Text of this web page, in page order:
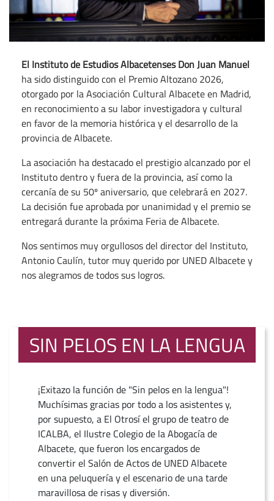
El Instituto de Estudios Albacetenses Don Juan Manuel
ha sido distinguido con el Premio Altozano 2026,
otorgado por la Asociación Cultural Albacete en Madrid,
en reconocimiento a su labor investigadora y cultural
en favor de la memoria histórica y el desarrollo de la
provincia de Albacete.
La asociación ha destacado el prestigio alcanzado por el
Instituto dentro y fuera de la provincia, así como la
cercanía de su 50º aniversario, que celebrará en 2027.
La decisión fue aprobada por unanimidad y el premio se
entregará durante la próxima Feria de Albacete.
Nos sentimos muy orgullosos del director del Instituto,
Antonio Caulín, tutor muy querido por UNED Albacete y
nos alegramos de todos sus logros.
SIN PELOS EN LA LENGUA
¡Exitazo la función de "Sin pelos en la lengua"!
Muchísimas gracias por todo a los asistentes y,
por supuesto, a El Otrosí el grupo de teatro de
ICALBA, el Ilustre Colegio de la Abogacía de
Albacete, que fueron los encargados de
convertir el Salón de Actos de UNED Albacete
en una peluquería y el escenario de una tarde
maravillosa de risas y diversión.